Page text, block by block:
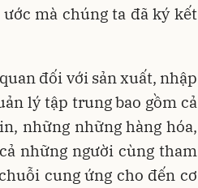
mà chúng ta đã ký kết
đối với sản xuất, nhập
lý tập trung bao gồm cả
những những hàng hóa,
những người cùng tham
cung ứng cho đến cơ